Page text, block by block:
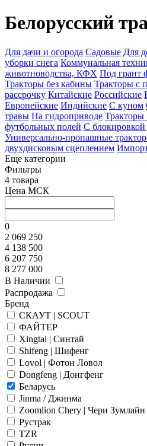
Белорусский
Для дачи и огорода Садовые Для
уборки снега Коммунальная
животноводства, КФХ Под грант
Тракторы без кабины Тракторы с
рассрочку Китайские Российские
Европейские Индийские С куном
травы На гидроприводе
футбольных полей С
Универсально-пропашные
двухдисковым сцеплением
Еще категории
Фильтры
4 товара
Цена МСК
0
2 069 250
4 138 500
6 207 750
8 277 000
В Наличии
Распродажа
Бренд
СКАУТ | SCOUT
ФАЙТЕР
Xingtai | Синтай
Shifeng | Шифенг
Lovol | Фотон Ловол
Dongfeng | Донгфенг
Беларусь
Jinma / Джинма
Zoomlion Chery | Чери Зумлайн
Рустрак
TZR